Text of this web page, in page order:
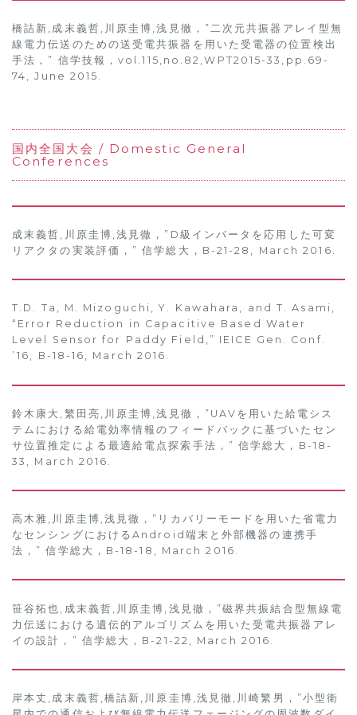
橋詰新,成末義哲,川原圭博,浅見徹，”二次元共振器アレイ型無
線電力伝送のための送受電共振器を用いた受電器の位置検出
手法，” 信学技報，vol.115,no.82,WPT2015-33,pp.69-
74, June 2015.
国内全国大会 / Domestic General
Conferences
成末義哲,川原圭博,浅見徹，”D級インバータを応用した可変
リアクタの実装評価，” 信学総大，B-21-28, March 2016.
T.D. Ta, M. Mizoguchi, Y. Kawahara, and T. Asami,
“Error Reduction in Capacitive Based Water
Level Sensor for Paddy Field,” IEICE Gen. Conf.
’16, B-18-16, March 2016.
鈴木康大,繁田亮,川原圭博,浅見徹，”UAVを用いた給電シス
テムにおける給電効率情報のフィードバックに基づいたセン
サ位置推定による最適給電点探索手法，” 信学総大，B-18-
33, March 2016.
高木雅,川原圭博,浅見徹，”リカバリーモードを用いた省電力
なセンシングにおけるAndroid端末と外部機器の連携手
法，” 信学総大，B-18-18, March 2016.
笹谷拓也,成末義哲,川原圭博,浅見徹，”磁界共振結合型無線電
力伝送における遺伝的アルゴリズムを用いた受電共振器アレ
イの設計，” 信学総大，B-21-22, March 2016.
岸本丈,成末義哲,橋詰新,川原圭博,浅見徹,川崎繁男，”小型衛